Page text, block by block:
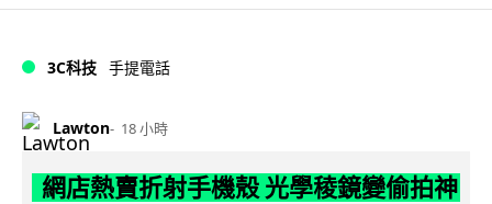
3C科技 手提電話
Lawton 18 小時
網店熱賣折射手機殼 光學稜鏡變偷拍神